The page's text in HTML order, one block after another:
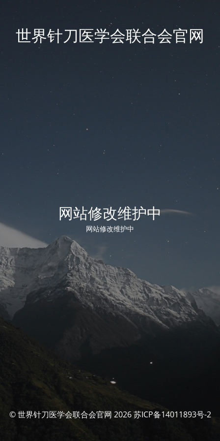
世界针刀医学会联合会官网
网站修改维护中
网站修改维护中
© 世界针刀医学会联合会官网 2026 苏ICP备14011893号-2